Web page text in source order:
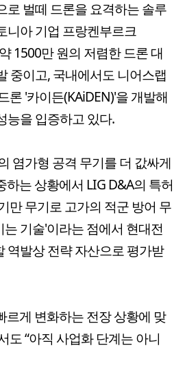
로 벌떼 드론을 요격하는 솔루
니아 기업 프랑켄부르크
1500만 원의 저렴한 드론 대
중이고, 국내에서도 니어스랩
론 '카이든(KAiDEN)'을 개발해
능을 입증하고 있다.
염가형 공격 무기를 더 값싸게
하는 상황에서 LIG D&A의 특허
만 무기로 고가의 적군 방어 무
기술'이라는 점에서 현대전
역발상 전략 자산으로 평가받
르게 변화하는 전장 상황에 맞
도 “아직 사업화 단계는 아니